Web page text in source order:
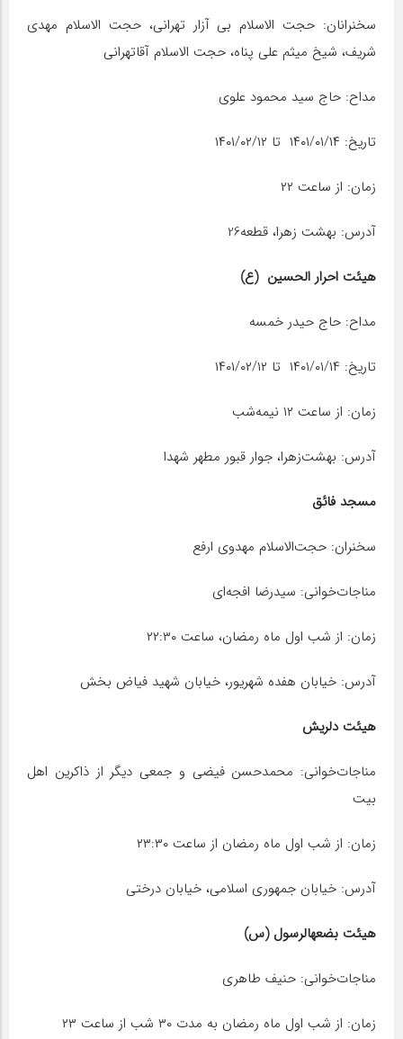
سخنرانان: حجت الاسلام بی آزار تهرانی، حجت الاسلام مهدی
شریف، شیخ میثم علی پناه، حجت الاسلام آقاتهرانی
مداح: حاج سید محمود علوی
تاریخ: ۱۴۰۱/۰۱/۱۴ تا ۱۴۰۱/۰۲/۱۲
زمان: از ساعت ۲۲
آدرس: بهشت زهرا، قطعه26
هیئت احرار الحسین (ع)
مداح: حاج حیدر خمسه
تاریخ: ۱۴۰۱/۰۱/۱۴ تا ۱۴۰۱/۰۲/۱۲
زمان: از ساعت ۱۲ نیمه‌شب
آدرس: بهشت‌زهرا، جوار قبور مطهر شهدا
مسجد فائق
سخنران: حجت‌الاسلام مهدوی ارفع
مناجات‌خوانی: سیدرضا افجه‌ای
زمان: از شب اول ماه رمضان، ساعت ۲۲:۳۰
آدرس: خیابان هفده شهریور، خیابان شهید فیاض بخش
هیئت دلریش
مناجات‌خوانی: محمدحسن فیضی و جمعی دیگر از ذاکرین اهل
بیت
زمان: از شب اول ماه رمضان از ساعت ۲۳:۳۰
آدرس: خیابان جمهوری اسلامی، خیابان درختی
هیئت بضعهالرسول (س)
مناجات‌خوانی: حنیف طاهری
زمان: از شب اول ماه رمضان به مدت ۳۰ شب از ساعت ۲۳